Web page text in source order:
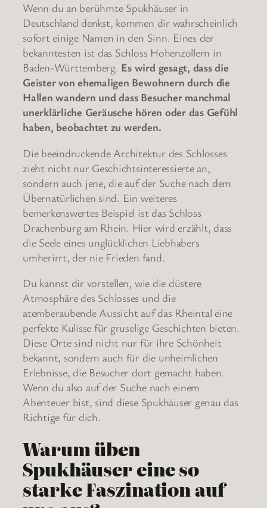
Wenn du an berühmte Spukhäuser in
Deutschland denkst, kommen dir wahrscheinlich
sofort einige Namen in den Sinn. Eines der
bekanntesten ist das Schloss Hohenzollern in
Baden-Württemberg. Es wird gesagt, dass die
Geister von ehemaligen Bewohnern durch die
Hallen wandern und dass Besucher manchmal
unerklärliche Geräusche hören oder das Gefühl
haben, beobachtet zu werden.
Die beeindruckende Architektur des Schlosses
zieht nicht nur Geschichtsinteressierte an,
sondern auch jene, die auf der Suche nach dem
Übernatürlichen sind. Ein weiteres
bemerkenswertes Beispiel ist das Schloss
Drachenburg am Rhein. Hier wird erzählt, dass
die Seele eines unglücklichen Liebhabers
umherirrt, der nie Frieden fand.
Du kannst dir vorstellen, wie die düstere
Atmosphäre des Schlosses und die
atemberaubende Aussicht auf das Rheintal eine
perfekte Kulisse für gruselige Geschichten bieten.
Diese Orte sind nicht nur für ihre Schönheit
bekannt, sondern auch für die unheimlichen
Erlebnisse, die Besucher dort gemacht haben.
Wenn du also auf der Suche nach einem
Abenteuer bist, sind diese Spukhäuser genau das
Richtige für dich.
Warum üben
Spukhäuser eine so
starke Faszination auf